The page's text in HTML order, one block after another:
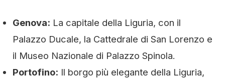
Genova: La capitale della Liguria, con il
Palazzo Ducale, la Cattedrale di San Lorenzo e
il Museo Nazionale di Palazzo Spinola.
Portofino: Il borgo più elegante della Liguria,